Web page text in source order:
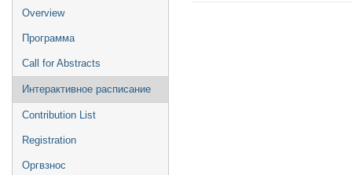
menu
Overview
Программа
Call for Abstracts
Интерактивное расписание
Contribution List
Registration
Оргвзнос